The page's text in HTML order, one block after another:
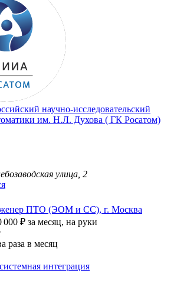
научно-исследовательский
им. Н.Л. Духова ( ГК Росатом)
улица, 2
ПТО (ЭОМ и СС), г. Москва
000 ₽ за месяц, на руки
раза в месяц
интеграция